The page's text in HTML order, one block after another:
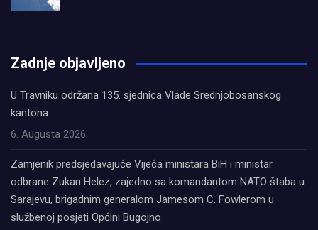
Zadnje objavljeno
U Travniku održana 135. sjednica Vlade Srednjobosanskog
kantona
6. Augusta 2026.
Zamjenik predsjedavajuće Vijeća ministara BiH i ministar
odbrane Zukan Helez, zajedno sa komandantom NATO štaba u
Sarajevu, brigadnim generalom Jamesom C. Fowlerom u
službenoj posjeti Općini Bugojno